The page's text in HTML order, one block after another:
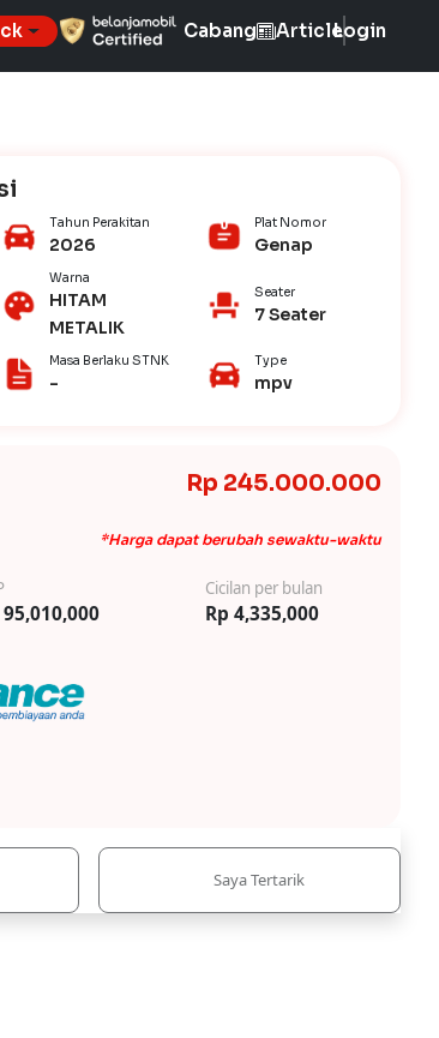
Cabang ArticleLogin
Tahun Perakitan
2026
Plat Nomor
Genap
Warna
HITAM
METALIK
Seater
7 Seater
Masa Berlaku STNK
-
Type
mpv
Rp 245.000.000
*Harga dapat berubah sewaktu-waktu
95,010,000
Cicilan per bulan
Rp 4,335,000
Saya Tertarik